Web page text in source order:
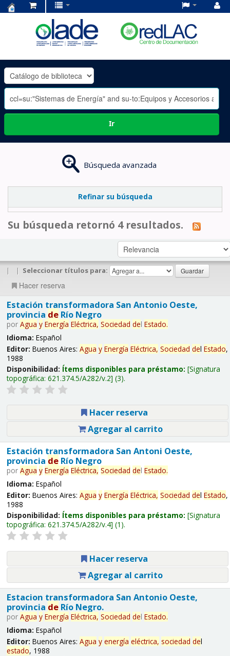
OLADE
-
Ir
Búsqueda avanzada
Refinar su búsqueda
Su búsqueda retornó 4 resultados.
| | Seleccionar títulos para:
Hacer reserva
Estación transformadora San Antonio Oeste,
provincia deRío Negro
por Agua y Energía Eléctrica, Sociedad del Estado.
Idioma: Español
Editor: Buenos Aires: Agua y Energía Eléctrica, Sociedad del Estado,
1988
Disponibilidad: Ítems disponibles para préstamo: Signatura
topográfica: 621.374.5/A282/v.2 (3).
Hacer reserva
Agregar al carrito
Estación transformadora San Antoni Oeste,
provincia deRío Negro
por Agua y Energía Eléctrica, Sociedad del Estado.
Idioma: Español
Editor: Buenos Aires: Agua y Energía Eléctrica, Sociedad del Estado,
1988
Disponibilidad: Ítems disponibles para préstamo: Signatura
topográfica: 621.374.5/A282/v.4 (1).
Hacer reserva
Agregar al carrito
Estacion transformadora San Antonio Oeste,
provincia deRío Negro.
por Agua y Energía Eléctrica, Sociedad del Estado.
Idioma: Español
Editor: Buenos Aires: Agua y energía eléctrica, sociedad del
estado, 1988